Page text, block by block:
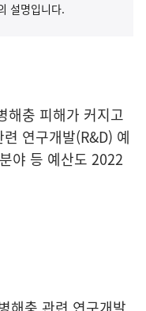
설명입니다.
해충 피해가 커지고
연구개발(R&D) 예
야 등 예산도 2022